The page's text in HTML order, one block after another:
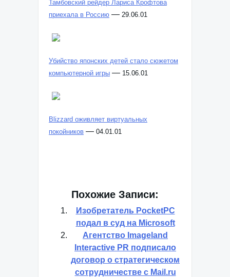
Тамбовский рейдер Лариса Крофтова
приехала в Россию — 29.06.01
Убийство японских детей стало сюжетом
компьютерной игры — 15.06.01
Blizzard оживляет виртуальных
покойников — 04.01.01
Похожие Записи:
Изобретатель PocketPC
подал в суд на Microsoft
Агентство Imageland
Interactive PR подписало
договор о стратегическом
сотрудничестве с Mail.ru